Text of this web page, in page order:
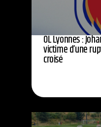
OL Lyonnes :
victime d’une
croisé